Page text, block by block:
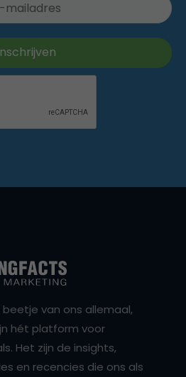
van ons allemaal,
hét platform voor
Het zijn de insights,
en recencies die ons als